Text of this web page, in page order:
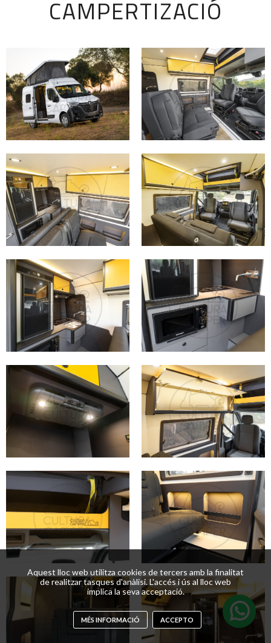
CAMPERTIZACIÓ
Aquest lloc web utilitza cookies de tercers amb la finalitat
de realitzar tasques d'anàlisi. L'accés i ús al lloc web
implica la seva acceptació.
MÉS INFORMACIÓ ACCEPTO